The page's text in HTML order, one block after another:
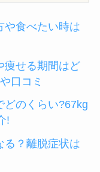
や食べたい時は
痩せる期間はど
口コミ
どのくらい?67kg
!
る？離脱症状は